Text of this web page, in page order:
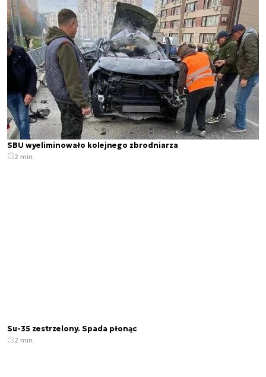
SBU wyeliminowało kolejnego zbrodniarza
2 min.
Su-35 zestrzelony. Spada płonąc
2 min.